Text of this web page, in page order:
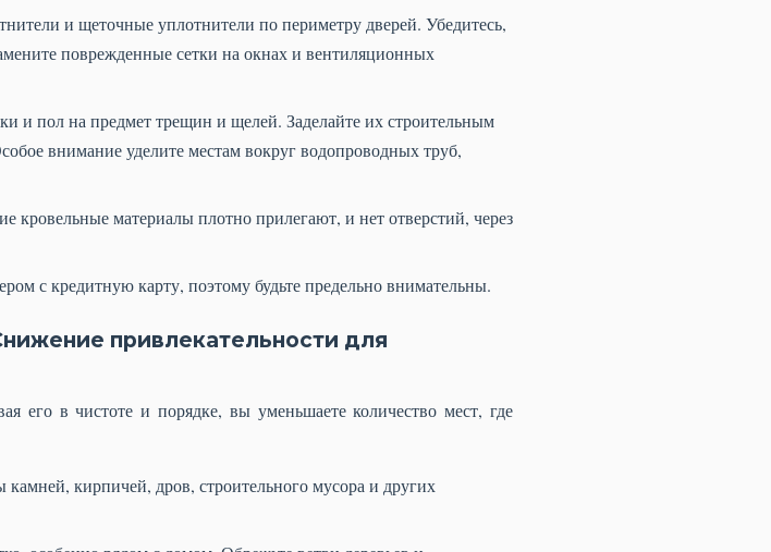
и щеточные уплотнители по периметру дверей. Убедитесь,
поврежденные сетки на окнах и вентиляционных
и пол на предмет трещин и щелей. Заделайте их строительным
внимание уделите местам вокруг водопроводных труб,
кровельные материалы плотно прилегают, и нет отверстий, через
с кредитную карту, поэтому будьте предельно внимательны.
привлекательности для
его в чистоте и порядке, вы уменьшаете количество мест, где
камней, кирпичей, дров, строительного мусора и других